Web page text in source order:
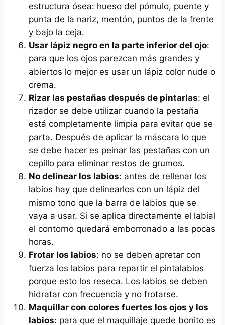
estructura ósea: hueso del pómulo, puente y
punta de la nariz, mentón, puntos de la frente
y bajo la ceja.
Usar lápiz negro en la parte inferior del ojo:
para que los ojos parezcan más grandes y
abiertos lo mejor es usar un lápiz color nude o
crema.
Rizar las pestañas después de pintarlas: el
rizador se debe utilizar cuando la pestaña
está completamente limpia para evitar que se
parta. Después de aplicar la máscara lo que
se debe hacer es peinar las pestañas con un
cepillo para eliminar restos de grumos.
No delinear los labios: antes de rellenar los
labios hay que delinearlos con un lápiz del
mismo tono que la barra de labios que se
vaya a usar. Si se aplica directamente el labial
el contorno quedará emborronado a las pocas
horas.
Frotar los labios: no se deben apretar con
fuerza los labios para repartir el pintalabios
porque esto los reseca. Los labios se deben
hidratar con frecuencia y no frotarse.
Maquillar con colores fuertes los ojos y los
labios: para que el maquillaje quede bonito es